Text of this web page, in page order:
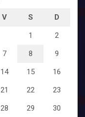
V S D
1 2
7 8 9
14 15 16
21 22 23
28 29 30